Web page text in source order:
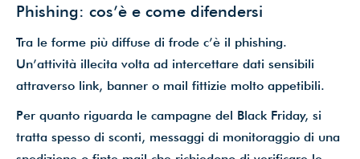
Phishing: cos’è e come difendersi
Tra le forme più diffuse di frode c’è il phishing.
Un’attività illecita volta ad intercettare dati sensibili
attraverso link, banner o mail fittizie molto appetibili.
Per quanto riguarda le campagne del Black Friday, si
tratta spesso di sconti, messaggi di monitoraggio di una